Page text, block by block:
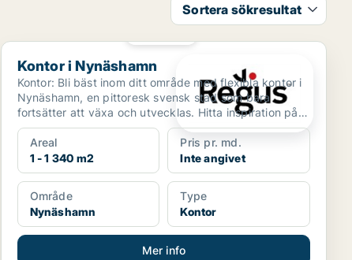
Sortera sökresultat
Kontor i Nynäshamn
Kontor i Nynäshamn
Kontor: Bli bäst inom ditt område med flexibla kontor i
Nynäshamn, en pittoresk svensk stad som bara
fortsätter att växa och utvecklas. Hitta inspiration på
...
Areal
1 - 1 340 m2
Pris pr. md.
Inte angivet
Område
Nynäshamn
Type
Kontor
Mer info